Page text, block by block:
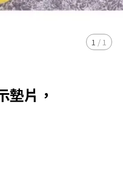
1 / 1
墊片，